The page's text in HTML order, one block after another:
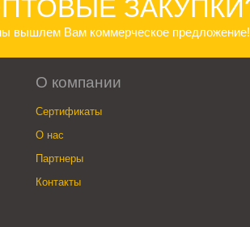
вышлем Вам коммерческое предложение!
О компании
Сертификаты
О нас
Партнеры
Контакты